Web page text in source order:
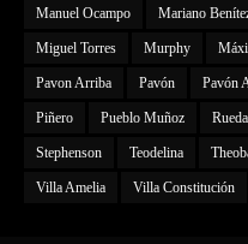
Manuel Ocampo Mariano
Miguel Torres Murphy
Pavon Arriba Pavón Pavón
Piñero Pueblo Muñoz Rueda
Stephenson Teodelina
Villa Amelia Villa Constitución